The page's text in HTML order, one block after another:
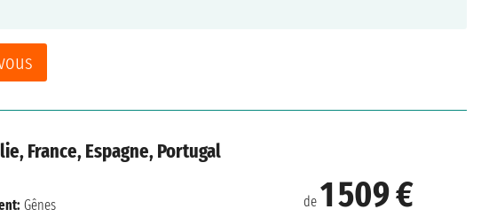
France, Espagne, Portugal
de 1 509 €
Gênes